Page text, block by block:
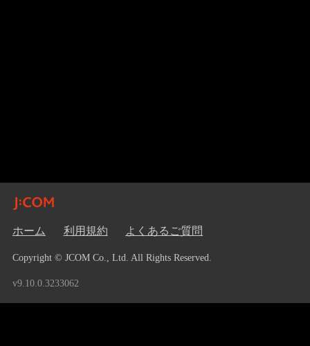
ホーム 利用規約 よくあるご質問
Copyright © JCOM Co., Ltd. All Rights Reserved.
v9.10.0.3233062